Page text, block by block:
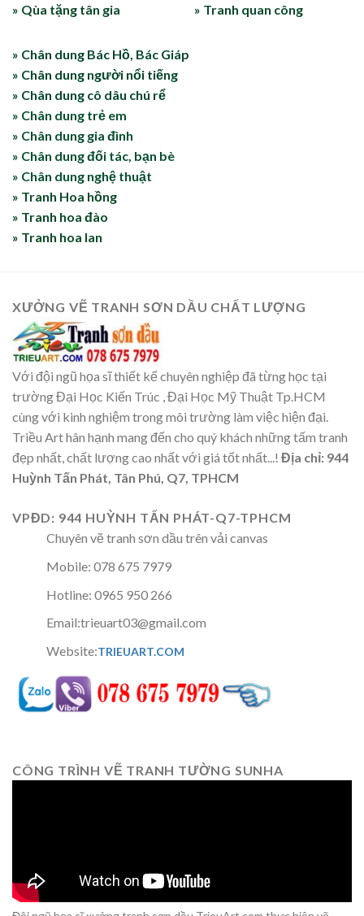
» Qùa tặng tân gia
» Tranh quan công
» Chân dung Bác Hồ, Bác Giáp
» Chân dung người nổi tiếng
» Chân dung cô dâu chú rể
» Chân dung trẻ em
» Chân dung gia đình
» Chân dung đối tác, bạn bè
» Chân dung nghệ thuật
» Tranh Hoa hồng
» Tranh hoa đào
» Tranh hoa lan
XƯỞNG VẼ TRANH SƠN DẦU CHẤT LƯỢNG
Với đội ngũ họa sĩ thiết kế chuyên nghiệp đã từng học tại
trường Đại Học Kiến Trúc , Đại Học Mỹ Thuật Tp.HCM
cùng với kinh nghiệm trong môi trường làm việc hiện đại.
Triều Art hân hạnh mang đến cho quý khách những tấm tranh
đẹp nhất, chất lượng cao nhất với giá tốt nhất...! Địa chỉ: 944
Huỳnh Tấn Phát, Tân Phú, Q7, TPHCM
VPĐD: 944 HUỲNH TẤN PHÁT-Q7-TPHCM
Chuyên vẽ tranh sơn dầu trên vải canvas
Mobile: 078 675 7979
Hotline: 0965 950 266
Email:trieuart03@gmail.com
Website:TRIEUART.COM
CÔNG TRÌNH VẼ TRANH TƯỜNG SUNHA